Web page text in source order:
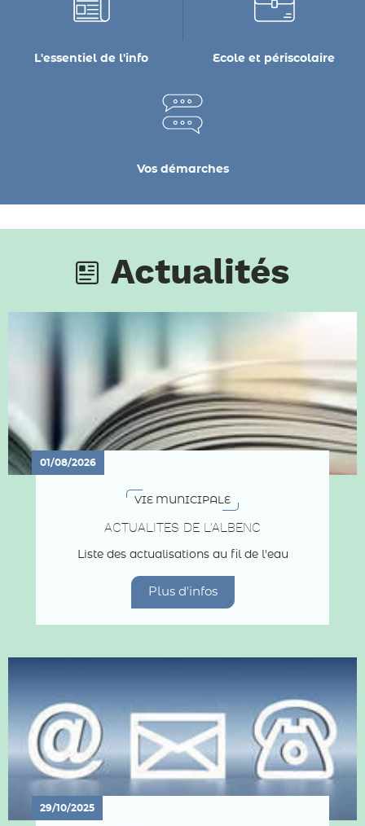
L'essentiel de l'info Ecole et périscolaire
Vos démarches
Actualités
01/08/2026
VIE MUNICIPALE
ACTUALITES DE L'ALBENC
Liste des actualisations au fil de l'eau
Plus d'infos
29/10/2025